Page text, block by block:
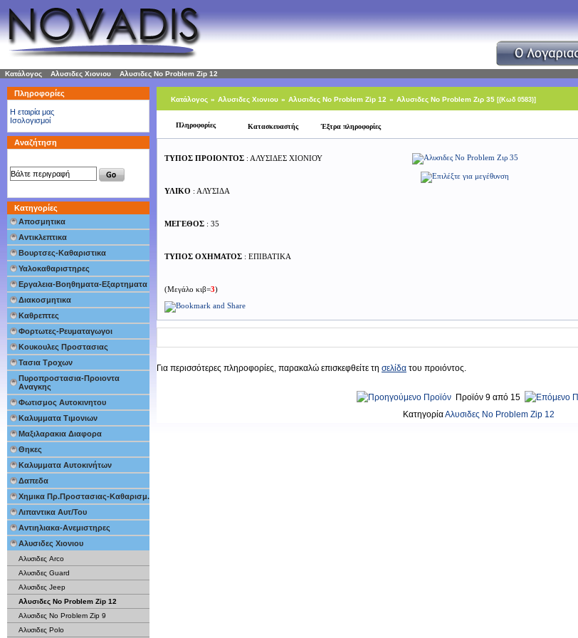
Κατάλογος Αλυσιδες Χιονιου Αλυσιδες No Problem Zip 12
Πληροφορίες
H εταιρία μας
Ισολογισμοί
Αναζήτηση
Κατηγορίες
Αποσμητικα
Αντικλεπτικα
Βουρτσες-Καθαριστικα
Υαλοκαθαριστηρες
Εργαλεια-Βοηθηματα-Εξαρτηματα
Διακοσμητικα
Καθρεπτες
Φορτωτες-Ρευματαγωγοι
Κουκουλες Προστασιας
Τασια Τροχων
Πυροπροστασια-Προιοντα
Αναγκης
Φωτισμος Αυτοκινητου
Καλυμματα Τιμονιων
Μαξιλαρακια Διαφορα
Θηκες
Καλυμματα Αυτοκινήτων
Δαπεδα
Χημικα Πρ.Προστασιας-Καθαρισμ.
Λιπαντικα Αυτ/Του
Αντιηλιακα-Ανεμιστηρες
Αλυσιδες Χιονιου
Αλυσιδες Arco
Αλυσιδες Guard
Αλυσιδες Jeep
Αλυσιδες No Problem Zip 12
Αλυσιδες No Problem Zip 9
Αλυσιδες Polo
Κατάλογος » Αλυσιδες Χιονιου » Αλυσιδες No Problem Zip 12 » Αλυσιδες Νο Problem Ζιρ 35 [(Κωδ 0583)]
Πληροφορίες Κατασκευαστής Έξτρα πληροφορίες
ΤΥΠΟΣ ΠΡΟΙΟΝΤΟΣ : ΑΛΥΣΙΔΕΣ ΧΙΟΝΙΟΥ
ΥΛΙΚΟ : ΑΛΥΣΙΔΑ
ΜΕΓΕΘΟΣ : 35
ΤΥΠΟΣ ΟΧΗΜΑΤΟΣ : ΕΠΙΒΑΤΙΚΑ
(Μεγάλο κιβ=3)
Για περισσότερες πληροφορίες, παρακαλώ επισκεφθείτε τη σελίδα του προιόντος.
Προϊόν 9 από 15
ΚατηγορίαΑλυσιδες No Problem Zip 12